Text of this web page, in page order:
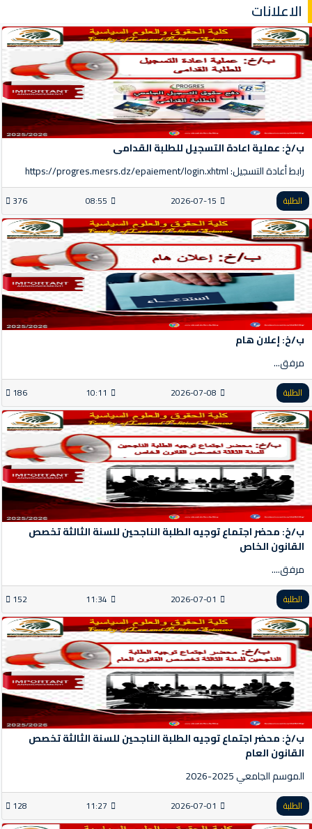
الاعلانات
ب/خ: عملية اعادة التسجيل للطلبة القدامى
رابط أعادة التسجيل: https://progres.mesrs.dz/epaiement/login.xhtml
الطلبة 2026-07-15
08:55
376
ب/خ: إعلان هام
مرفق...
الطلبة 2026-07-08
10:11
186
ب/خ: محضر اجتماع توجيه الطلبة الناجحين للسنة الثالثة تخصص
القانون الخاص
مرفق....
الطلبة 2026-07-01
11:34
152
ب/خ: محضر اجتماع توجيه الطلبة الناجحين للسنة الثالثة تخصص
القانون العام
الموسم الجامعي 2025-2026
الطلبة 2026-07-01
11:27
128